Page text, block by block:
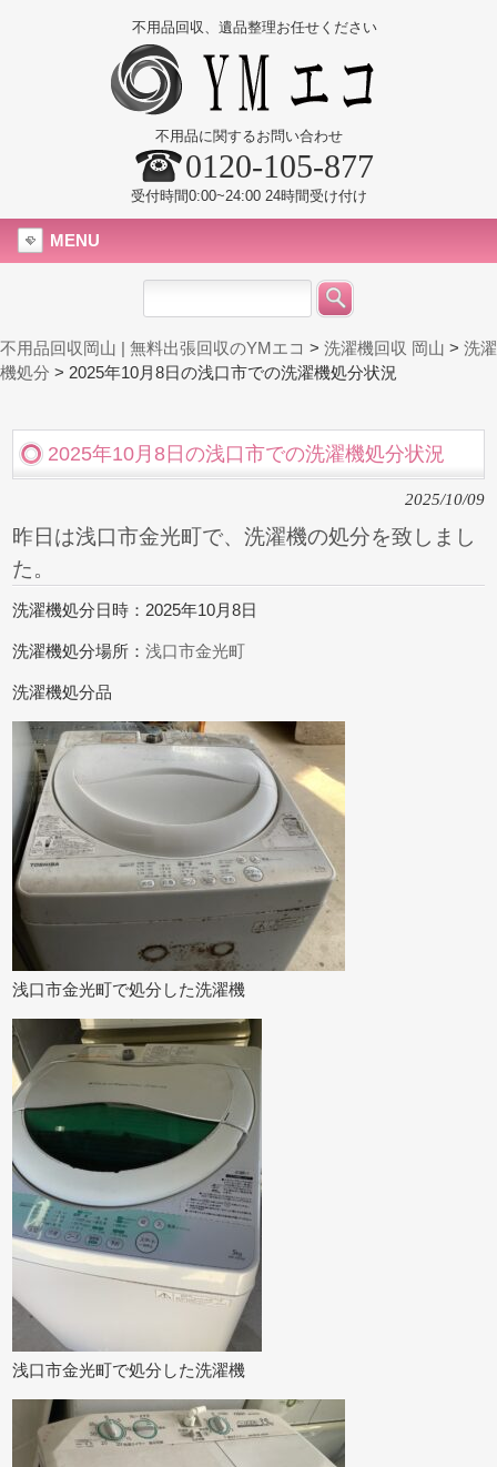
不用品回収、遺品整理お任せください
不用品に関するお問い合わせ
0120-105-877
受付時間0:00~24:00 24時間受け付け
MENU
不用品回収岡山 | 無料出張回収のYMエコ > 洗濯機回収 岡山 > 洗濯
機処分 > 2025年10月8日の浅口市での洗濯機処分状況
2025年10月8日の浅口市での洗濯機処分状況
2025/10/09
昨日は浅口市金光町で、洗濯機の処分を致しまし
た。
洗濯機処分日時：2025年10月8日
洗濯機処分場所：浅口市金光町
洗濯機処分品
浅口市金光町で処分した洗濯機
浅口市金光町で処分した洗濯機